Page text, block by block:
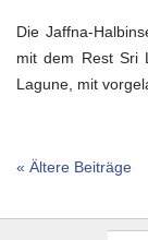
Die Jaffna-
mit dem Rest Sri
Lagune, mit
« Ältere Beiträge